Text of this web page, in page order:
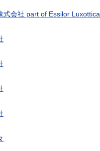
式会社 part of Essilor Luxottica